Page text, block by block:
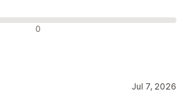
0
Jul 7, 2026